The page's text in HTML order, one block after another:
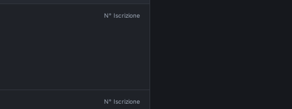
N° Iscrizione
N° Iscrizione